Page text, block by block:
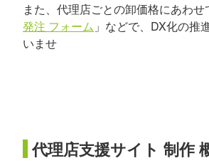
また、代理店ごとの卸価格にあわせ
発注 フォーム 」などで、DX化の推
いませ
代理店支援サイト 制作